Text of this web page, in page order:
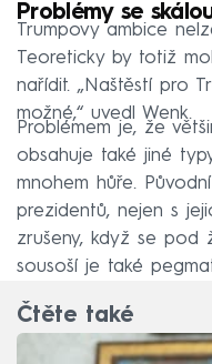
Problémy se
Trumpovy ambice
Teoreticky by totiž
nařídit. „Naštěstí pro
možné,“ uvedl Wenk.
Problémem je, že
obsahuje také jiné
mnohem hůře.
prezidentů, nejen s
zrušeny, když se pod
sousoší je také
Čtěte také